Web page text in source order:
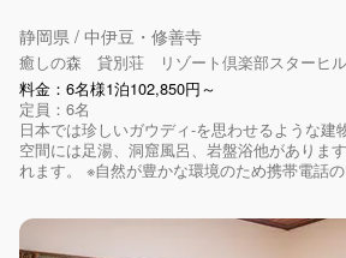
静岡県 / 中伊豆・修善寺
癒しの森 貸別荘 リゾート倶楽部スターヒ
料金：6名様1泊102,850円～
定員：6名
日本では珍しいガウディ-を思わせるような建
空間には足湯、洞窟風呂、岩盤浴他がありま
れます。 ※自然が豊かな環境のため携帯電話